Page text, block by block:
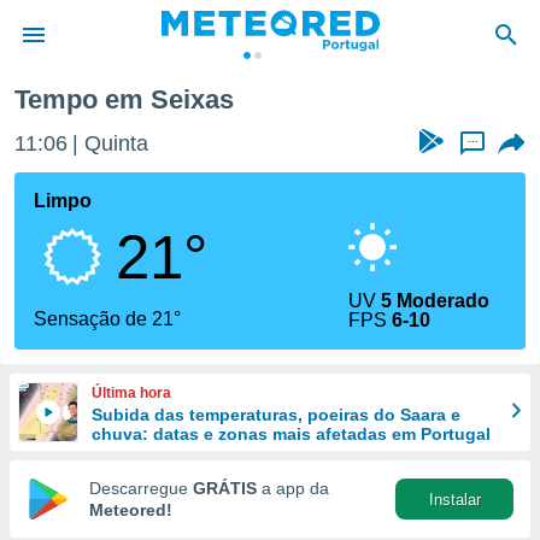
da
foi
fornecidas
a este
das
e
forma
digital
Tempo em Seixas
11:06 Quinta ...
Limpo
21°
Sensação de 21°
UV5 Moderado
FPS6-10
Última hora
Subida das temperaturas, poeiras do Saara e
chuva: datas e zonas mais afetadas em Portugal
Descarregue GRÁTIS a app da
Meteored!
Instalar